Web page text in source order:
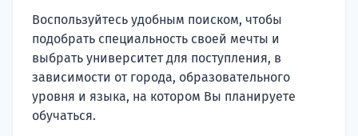
Воспользуйтесь удобным поиском, чтобы
подобрать специальность своей мечты и
выбрать университет для поступления, в
зависимости от города, образовательного
уровня и языка, на котором Вы планируете
обучаться.